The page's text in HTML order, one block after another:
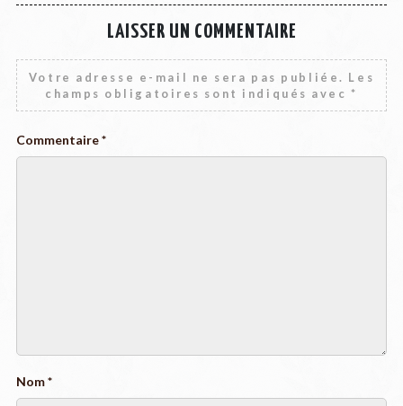
LAISSER UN COMMENTAIRE
Votre adresse e-mail ne sera pas publiée. Les
champs obligatoires sont indiqués avec*
Commentaire*
Nom*